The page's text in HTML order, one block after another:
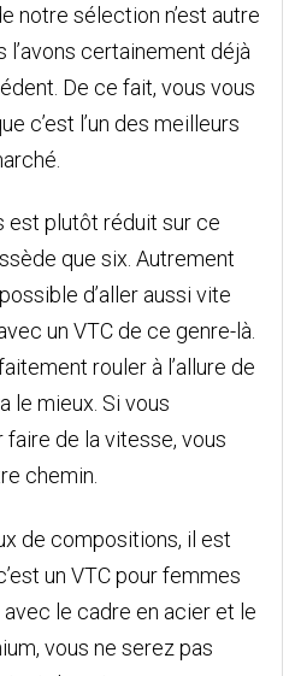
notre sélection n’est autre
l’avons certainement déjà
De ce fait, vous vous
c’est l’un des meilleurs
est plutôt réduit sur ce
que six. Autrement
d’aller aussi vite
un VTC de ce genre-là.
rouler à l’allure de
le mieux. Si vous
faire de la vitesse, vous
chemin.
de compositions, il est
un VTC pour femmes
le cadre en acier et le
vous ne serez pas